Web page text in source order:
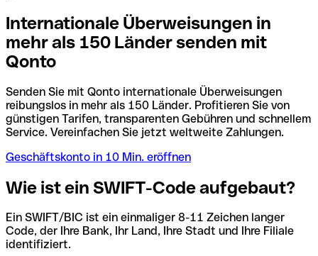
Internationale Überweisungen in
mehr als 150 Länder senden mit
Qonto
Senden Sie mit Qonto internationale Überweisungen
reibungslos in mehr als 150 Länder. Profitieren Sie von
günstigen Tarifen, transparenten Gebühren und schnellem
Service. Vereinfachen Sie jetzt weltweite Zahlungen.
Geschäftskonto in 10 Min. eröffnen
Wie ist ein SWIFT-Code aufgebaut?
Ein SWIFT/BIC ist ein einmaliger 8-11 Zeichen langer
Code, der Ihre Bank, Ihr Land, Ihre Stadt und Ihre Filiale
identifiziert.